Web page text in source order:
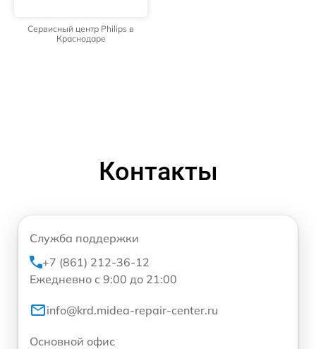
Сервисный центр Philips в
Краснодаре
Контакты
Служба поддержки
+7 (861) 212-36-12
Ежедневно с 9:00 до 21:00
info@krd.midea-repair-center.ru
Основной офис